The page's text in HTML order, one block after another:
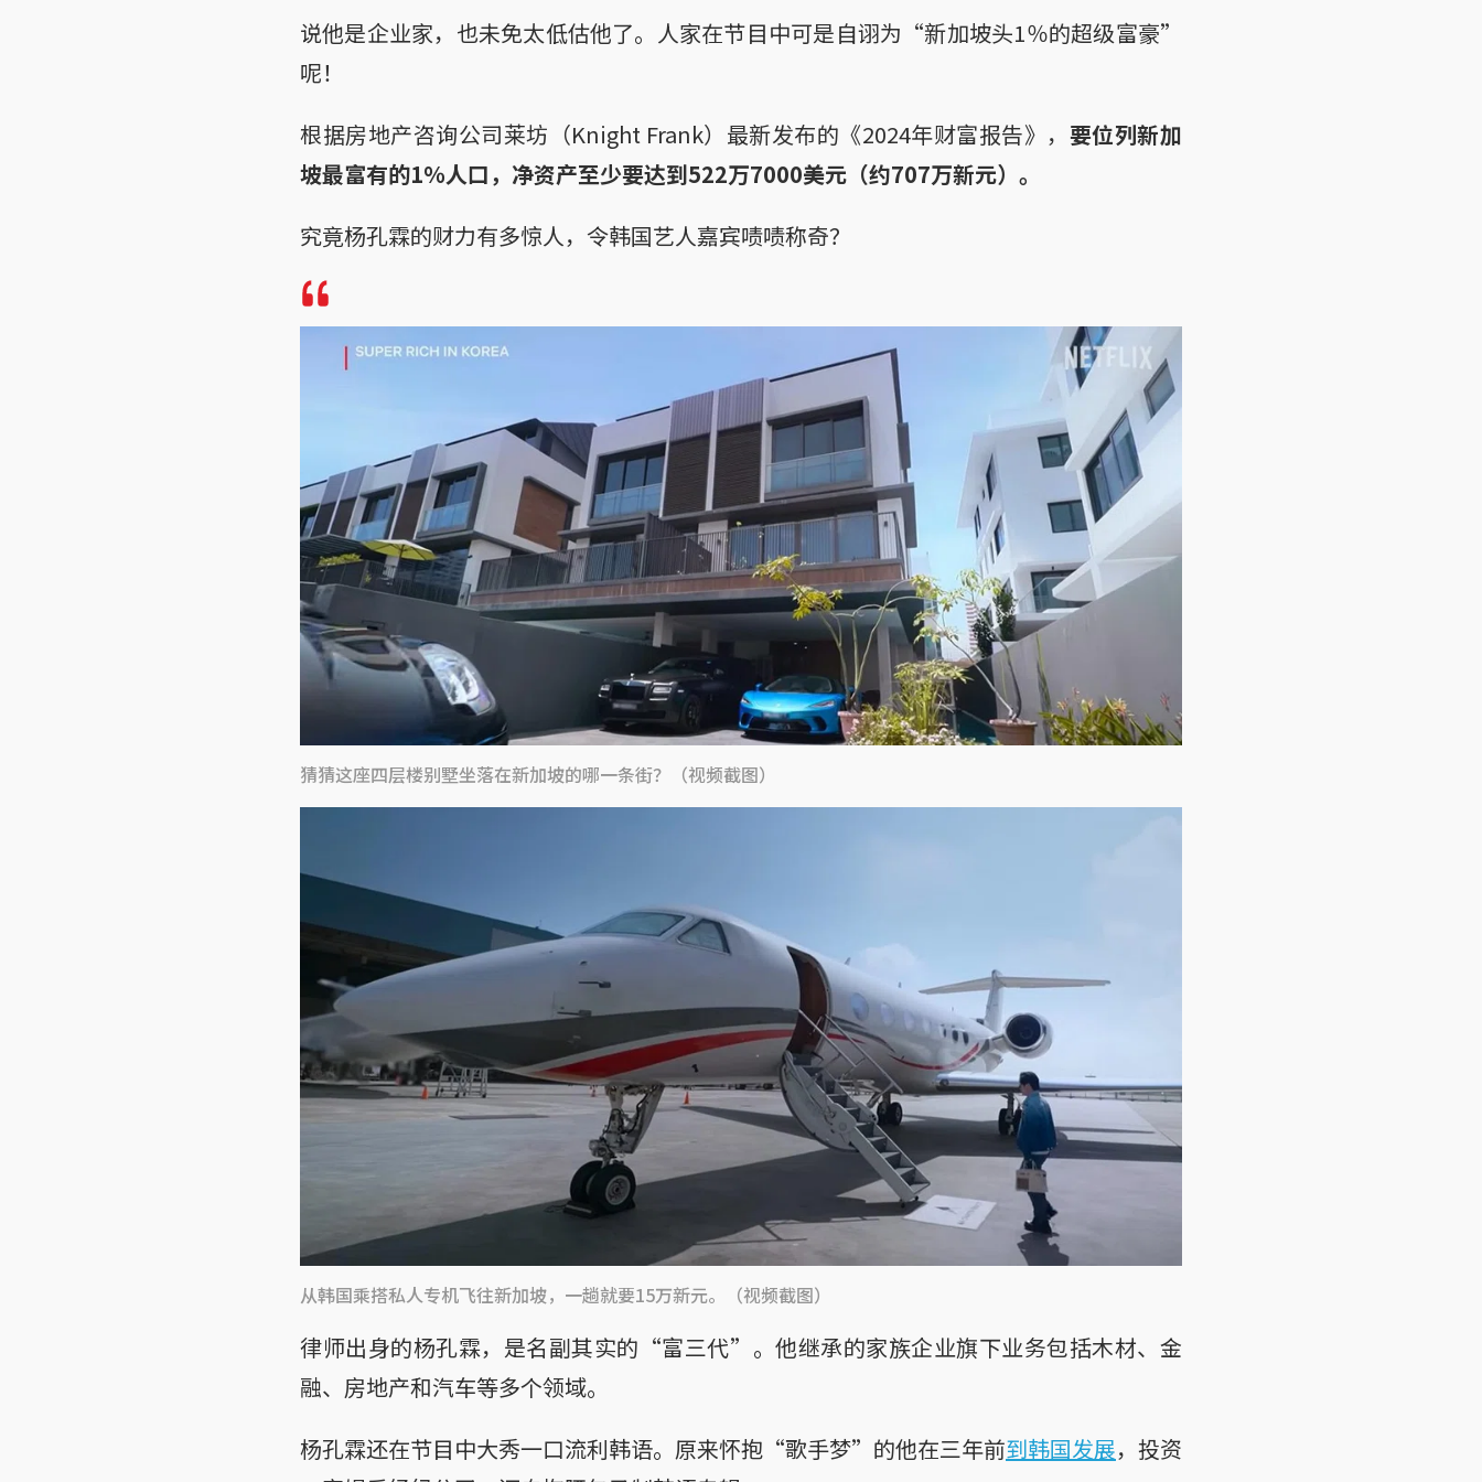
说他是企业家，也未免太低估他了。人家在节目中可是自诩为“新加坡头1％的超级富豪”
呢！
根据房地产咨询公司莱坊（Knight Frank）最新发布的《2024年财富报告》， 要位列新加
坡最富有的1％人口，净资产至少要达到522万7000美元（约707万新元）。
究竟杨孔霖的财力有多惊人，令韩国艺人嘉宾啧啧称奇？
猜猜这座四层楼别墅坐落在新加坡的哪一条街？（视频截图）
从韩国乘搭私人专机飞往新加坡，一趟就要15万新元。（视频截图）
律师出身的杨孔霖，是名副其实的“富三代”。他继承的家族企业旗下业务包括木材、金
融、房地产和汽车等多个领域。
杨孔霖还在节目中大秀一口流利韩语。原来怀抱“歌手梦”的他在三年前到韩国发展，投资